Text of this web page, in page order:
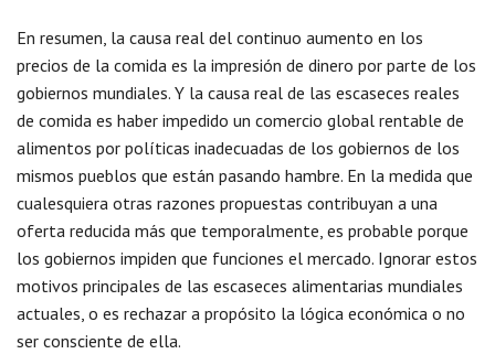
En resumen, la causa real del continuo aumento en los
precios de la comida es la impresión de dinero por parte de los
gobiernos mundiales. Y la causa real de las escaseces reales
de comida es haber impedido un comercio global rentable de
alimentos por políticas inadecuadas de los gobiernos de los
mismos pueblos que están pasando hambre. En la medida que
cualesquiera otras razones propuestas contribuyan a una
oferta reducida más que temporalmente, es probable porque
los gobiernos impiden que funciones el mercado. Ignorar estos
motivos principales de las escaseces alimentarias mundiales
actuales, o es rechazar a propósito la lógica económica o no
ser consciente de ella.